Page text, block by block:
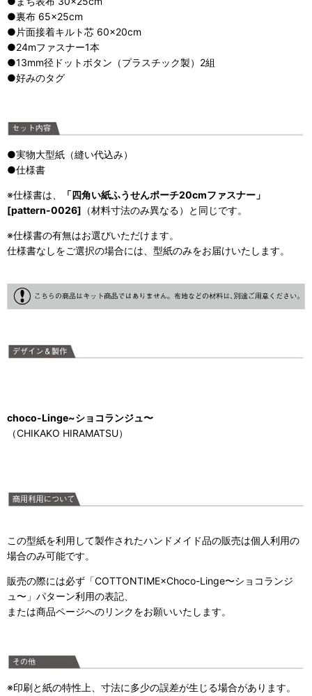
●裏布 65×25cm
●片面接着キルト芯 60×20cm
●24mファスナー1本
●13mm径ドットボタン（プラスチック製）2組
●好みのタグ
●実物大型紙（縫い代込み）
●仕様書
※仕様書は、
「四角い紙ふうせんポーチ20cmファスナー」
[pattern-0026] （材料寸法のみ異なる）と同じです。
※仕様書の有無はお選びいただけます。
仕様書なしをご選択の場合には、型紙のみをお届けいたします。
choco-Linge~ショコランジュ〜
（CHIKAKO HIRAMATSU）
この型紙を利用して製作されたハンドメイド品の販売は個人利用の
場合のみ可能です。
販売の際には必ず「COTTONTIME×Choco-Linge〜ショコランジ
ュ〜」パターン利用の表記、
または商品ページへのリンクをお願いいたします。
※印刷と紙の特性上、寸法に多少の誤差が生じる場合があります。